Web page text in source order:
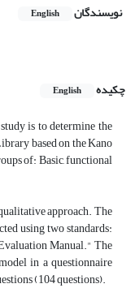
نویسندگان English
چکیده
English
is to determine the
based on the Kano
of: Basic, functional
approach. The
using two standards:
Manual." The
in a questionnaire
(104 questions).